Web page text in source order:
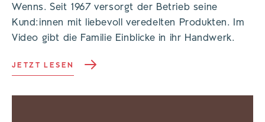
Wenns. Seit 1967 versorgt der Betrieb seine
Kund:innen mit liebevoll veredelten Produkten. Im
Video gibt die Familie Einblicke in ihr Handwerk.
JETZT LESEN